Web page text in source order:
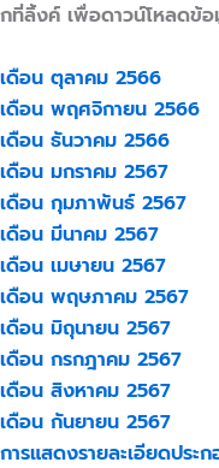
ที่ลิ้งค์ เพื่อดาวน์โหลดข้
เดือน ตุลาคม 2566
เดือน พฤศจิกายน 2566
เดือน ธันวาคม 2566
เดือน มกราคม 2567
เดือน กุมภาพันธ์ 2567
เดือน มีนาคม 2567
เดือน เมษายน 2567
เดือน พฤษภาคม 2567
เดือน มิถุนายน 2567
เดือน กรกฎาคม 2567
เดือน สิงหาคม 2567
เดือน กันยายน 2567
การแสดงรายละเอียดปร